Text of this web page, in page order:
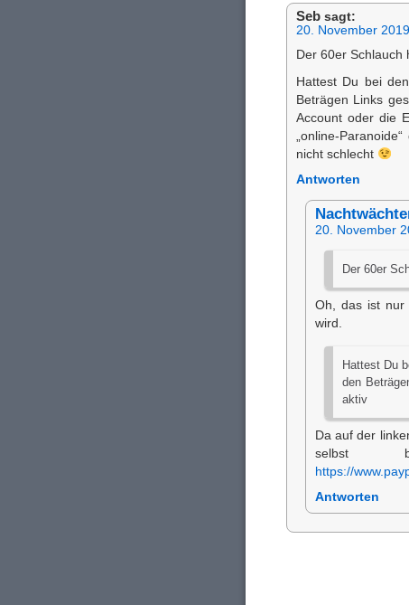
Seb sagt:
20. November
Der 60er
Hattest Du bei
Beträgen Links
Account oder die
„online-
nicht schlecht
Antworten
20. November
Der 60er
Oh, das ist nur
wird.
Hattest Du
den
aktiv
Da auf der
selbst
https://
Antworten